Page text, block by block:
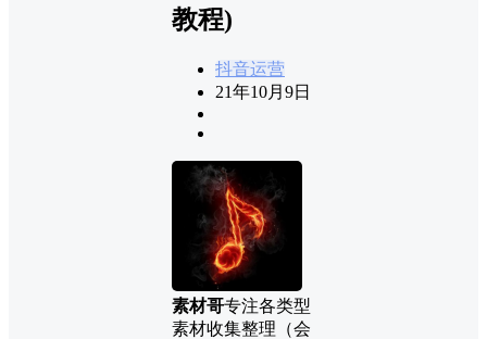
教程)
抖音运营
21年10月9日
素材哥专注各类型
素材收集整理（会